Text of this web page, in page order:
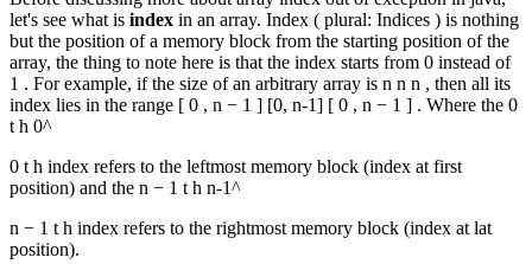
let's see what is index in an array. Index ( plural: Indices ) is nothing
but the position of a memory block from the starting position of the
array, the thing to note here is that the index starts from 0 instead of
1 . For example, if the size of an arbitrary array is n n n , then all its
index lies in the range [ 0 , n − 1 ] [0, n-1] [ 0 , n − 1 ] . Where the 0
t h 0^
0 t h index refers to the leftmost memory block (index at first
position) and the n − 1 t h n-1^
n − 1 t h index refers to the rightmost memory block (index at lat
position).